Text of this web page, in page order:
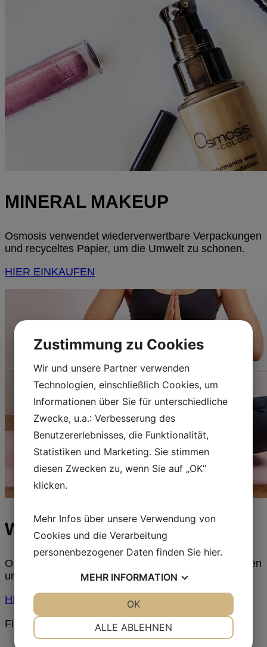
MINERAL MAKEUP
Osmosis verwendet wiederverwertbare Verpackungen
und recyceltes Papier, um die Umwelt zu schonen.
HIER EINKAUFEN
Wellness
Osmosis verwendet wiederverwertbare Verpackungen
und recyceltes Papier, um die Umwelt zu schonen.
HIER EINKAUFEN
Filtern nach
Zustimmung zu Cookies
Wir und unsere Partner verwenden
Technologien, einschließlich Cookies, um
Informationen über Sie für unterschiedliche
Zwecke, u.a.: Verbesserung des
Benutzererlebnisses, die Funktionalität,
Statistiken und Marketing. Sie stimmen
diesen Zwecken zu, wenn Sie auf „OK“
klicken.
Mehr Infos über unsere Verwendung von
Cookies und die Verarbeitung
personenbezogener Daten finden Sie hier.
MEHR INFORMATION
ALLE ABLEHNEN
OK